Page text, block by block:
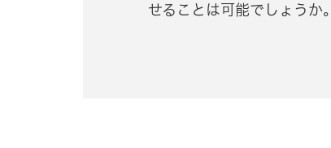
せることは可能でしょうか。